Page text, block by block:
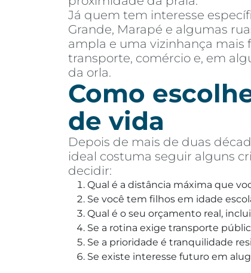
Já quem tem interesse
Grande, Marapé e algumas
ampla e uma vizinhança
transporte, comércio e, em
da orla.
Como
de vida
Depois de mais de duas
ideal costuma seguir alguns
decidir:
Qual é a distância máxima que
Se você tem filhos em idade
Qual é o seu orçamento real,
Se a rotina exige transporte
Se a prioridade é tranquilidade
Se existe interesse futuro em